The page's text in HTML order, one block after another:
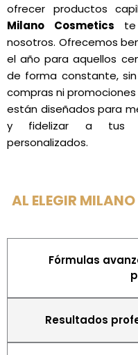
ofrecer productos
Milano Cosmetics te
nosotros. Ofrecemos
el año para aquellos
de forma constante,
compras ni
están diseñados para
y fidelizar a tus
personalizados.
AL ELEGIR
Fórmulas
Resultados